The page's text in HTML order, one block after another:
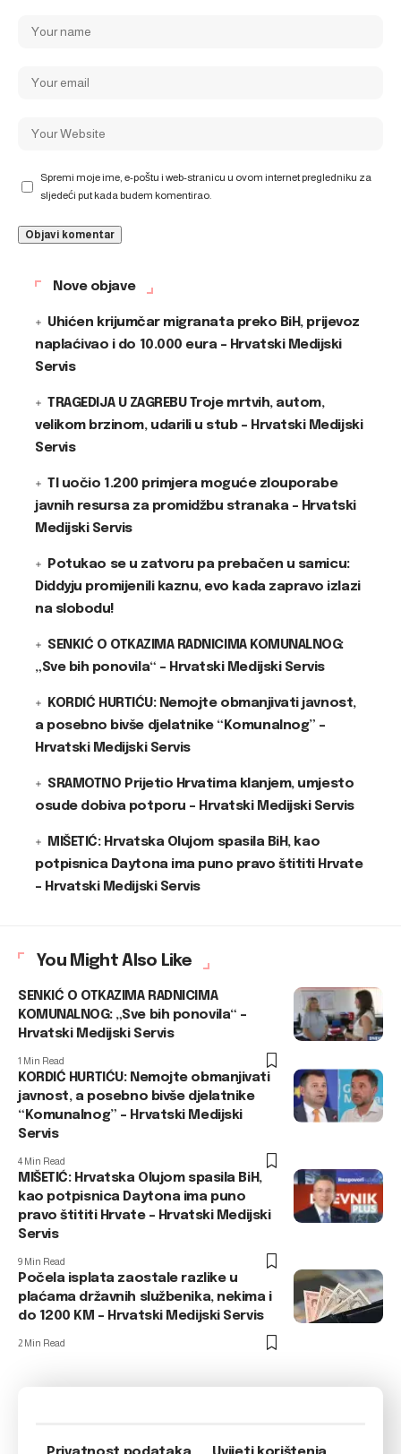
Spremi moje ime, e-poštu i web-stranicu u ovom internet pregledniku za
sljedeći put kada budem komentirao.
Nove objave
Uhićen krijumčar migranata preko BiH, prijevoz
naplaćivao i do 10.000 eura – Hrvatski Medijski
Servis
TRAGEDIJA U ZAGREBU Troje mrtvih, autom,
velikom brzinom, udarili u stub – Hrvatski Medijski
Servis
TI uočio 1.200 primjera moguće zlouporabe
javnih resursa za promidžbu stranaka – Hrvatski
Medijski Servis
Potukao se u zatvoru pa prebačen u samicu:
Diddyju promijenili kaznu, evo kada zapravo izlazi
na slobodu!
SENKIĆ O OTKAZIMA RADNICIMA KOMUNALNOG:
„Sve bih ponovila“ – Hrvatski Medijski Servis
KORDIĆ HURTIĆU: Nemojte obmanjivati javnost,
a posebno bivše djelatnike “Komunalnog” –
Hrvatski Medijski Servis
SRAMOTNO Prijetio Hrvatima klanjem, umjesto
osude dobiva potporu – Hrvatski Medijski Servis
MIŠETIĆ: Hrvatska Olujom spasila BiH, kao
potpisnica Daytona ima puno pravo štititi Hrvate
– Hrvatski Medijski Servis
You Might Also Like
SENKIĆ O OTKAZIMA RADNICIMA
KOMUNALNOG: „Sve bih ponovila“ –
Hrvatski Medijski Servis
1 Min Read
KORDIĆ HURTIĆU: Nemojte obmanjivati
javnost, a posebno bivše djelatnike
“Komunalnog” – Hrvatski Medijski
Servis
4 Min Read
MIŠETIĆ: Hrvatska Olujom spasila BiH,
kao potpisnica Daytona ima puno
pravo štititi Hrvate – Hrvatski Medijski
Servis
9 Min Read
Počela isplata zaostale razlike u
plaćama državnih službenika, nekima i
do 1200 KM – Hrvatski Medijski Servis
2 Min Read